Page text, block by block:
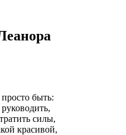
быть:
силы,
красивой,